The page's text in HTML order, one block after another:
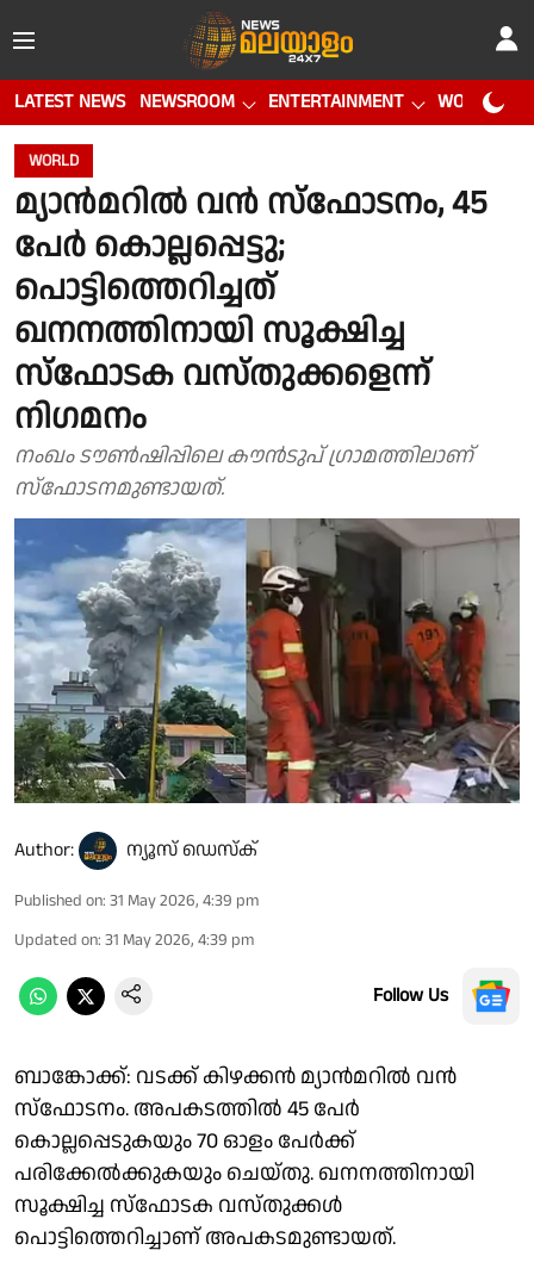
LATEST NEWS NEWSROOM ENTERTAINMENT WORLD CUP
WORLD
മ്യാന്‍മറില്‍ വന്‍ സ്‌ഫോടനം, 45
പേര്‍ കൊല്ലപ്പെട്ടു;
പൊട്ടിത്തെറിച്ചത്
ഖനനത്തിനായി സൂക്ഷിച്ച
സ്‌ഫോടക വസ്തുക്കളെന്ന്
നിഗമനം
നംഖം ടൗണ്‍ഷിപ്പിലെ കൗന്‍ടുപ് ഗ്രാമത്തിലാണ്
സ്‌ഫോടനമുണ്ടായത്.
Author: ന്യൂസ് ഡെസ്ക്
Published on: 31 May 2026, 4:39 pm
Updated on: 31 May 2026, 4:39 pm
Follow Us
ബാങ്കോക്ക്: വടക്ക് കിഴക്കന്‍ മ്യാന്‍മറില്‍ വന്‍
സ്‌ഫോടനം. അപകടത്തില്‍ 45 പേര്‍
കൊല്ലപ്പെടുകയും 70 ഓളം പേര്‍ക്ക്
പരിക്കേല്‍ക്കുകയും ചെയ്തു. ഖനനത്തിനായി
സൂക്ഷിച്ച സ്‌ഫോടക വസ്തുക്കള്‍
പൊട്ടിത്തെറിച്ചാണ് അപകടമുണ്ടായത്.